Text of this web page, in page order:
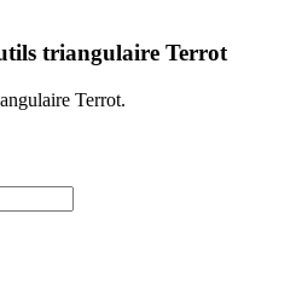
triangulaire Terrot
Terrot.